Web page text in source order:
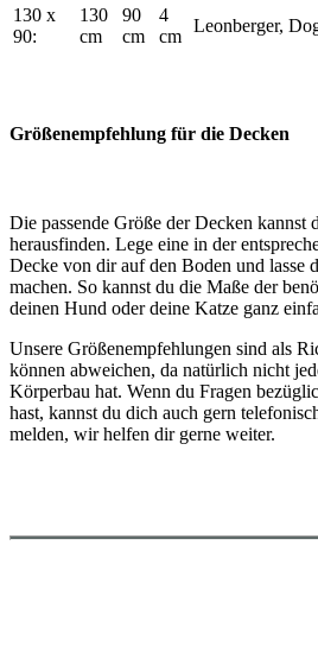
130 x
90:
130
cm
90
cm
4
cm
Leonberger,
Größenempfehlung für die Decken
Die passende Größe der Decken kannst
herausfinden. Lege eine in der
Decke von dir auf den Boden und lasse
machen. So kannst du die Maße der
deinen Hund oder deine Katze ganz
Unsere Größenempfehlungen sind als
können abweichen, da natürlich nicht
Körperbau hat. Wenn du Fragen
hast, kannst du dich auch gern
melden, wir helfen dir gerne weiter.